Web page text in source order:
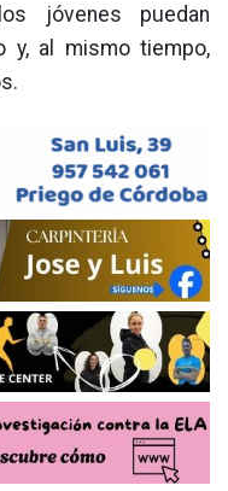
jóvenes puedan
y, al mismo tiempo,